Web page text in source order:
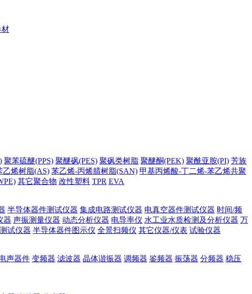
材
聚苯硫醚(PPS) 聚醚砜(PES) 聚砜类树脂 聚醚酮(PEK) 聚酰亚胺(PI) 芳族
乙烯树脂(AS) 苯乙烯-丙烯腈树脂(SAN) 甲基丙烯酸-丁二烯-苯乙烯共聚
其它聚合物 改性塑料 TPR EVA
半导体器件测试仪器 集成电路测试仪器 电真空器件测试仪器 时间/频
器 声振测量仪器 动态分析仪器 电导率仪 水工业水质检测及分析仪器 万
试仪器 半导体器件图示仪 全景扫频仪 其它仪器/仪表 试验仪器
声器件 变频器 滤波器 晶体谐振器 调频器 鉴频器 振荡器 分频器 稳压